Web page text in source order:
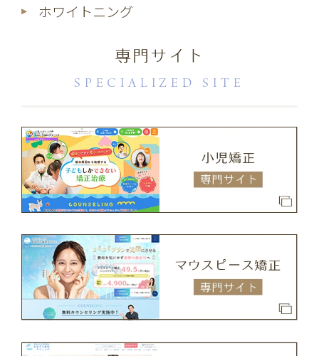
ホワイトニング
専門サイト
SPECIALIZED SITE